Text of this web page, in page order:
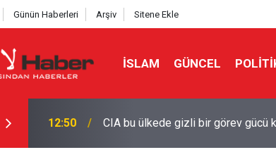
Günün Haberleri Arşiv Sitene Ekle
İSLAM GÜNCEL
12:50 CIA bu ülkede gizli bir görev gücü